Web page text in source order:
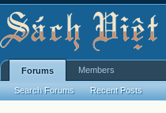
Forums
Search Forums Recent Posts
Members